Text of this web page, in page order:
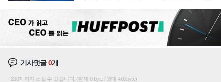
기사댓글0개
200자까지 쓰실 수 있습니다. (현재 0 byte / 최대 400byte)